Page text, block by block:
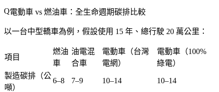
電動車 vs 燃油車：全生命週期碳排比較
以一台中型轎車為例，假設使用 15 年、總行駛 20 萬公里：
項目
燃油
車
油電混
合車
電動車（台灣
電網）
電動車（100%
綠電）
製造碳排（公
噸）
6–8 7–9 10–14 10–14